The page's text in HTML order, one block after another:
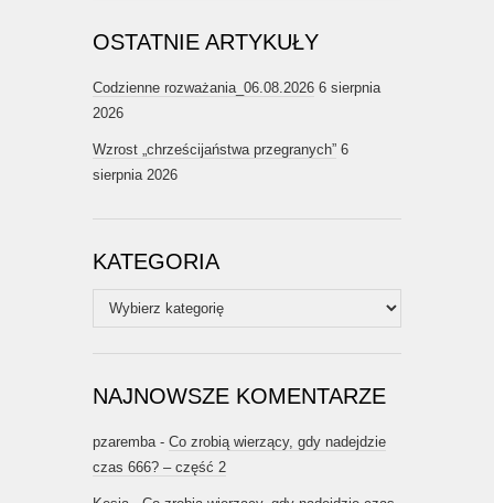
OSTATNIE ARTYKUŁY
Codzienne rozważania_06.08.2026 6 sierpnia
2026
Wzrost „chrześcijaństwa przegranych” 6
sierpnia 2026
KATEGORIA
Kategoria
NAJNOWSZE KOMENTARZE
pzaremba- Co zrobią wierzący, gdy nadejdzie
czas 666? – część 2